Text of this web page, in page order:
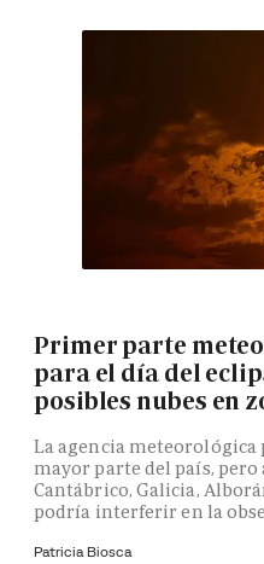
Primer parte
para el día del
posibles nubes en
La agencia meteorológica
mayor parte del país,
Cantábrico, Galicia,
podría interferir en la
Patricia Biosca